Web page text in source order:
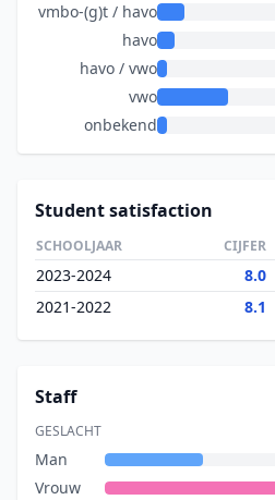
vmbo-(g)t / havo
havo
havo / vwo
vwo
onbekend
Student satisfaction
SCHOOLJAAR CIJFER
2023-2024 8.0
2021-2022
8.1
Staff
GESLACHT
Man
Vrouw